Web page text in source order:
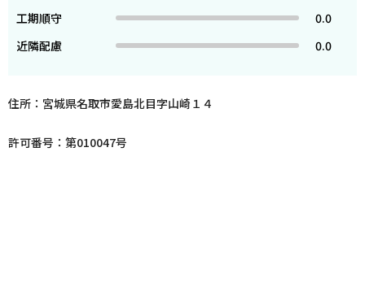
工期順守
0.0
近隣配慮
0.0
住所：宮城県名取市愛島北目字山崎１４
許可番号：第010047号